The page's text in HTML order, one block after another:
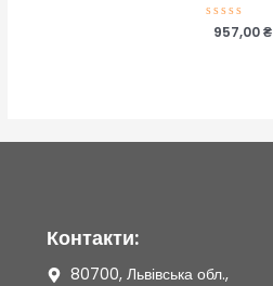
Оцінено
957,00₴
Контакти:
80700, Львівська обл.,